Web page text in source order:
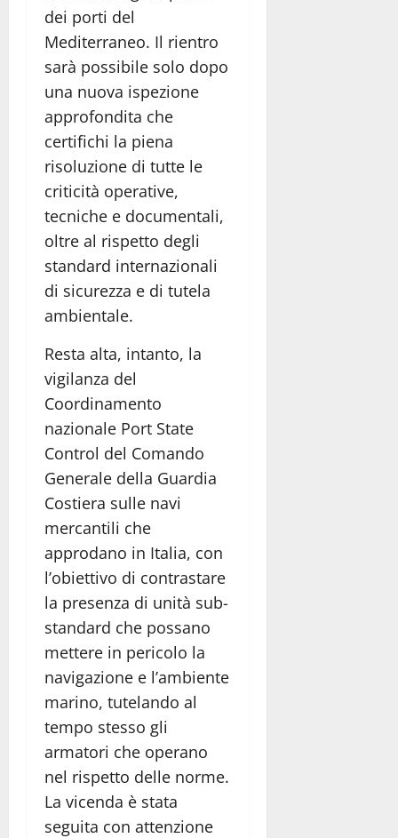
dei porti del
Mediterraneo. Il rientro
sarà possibile solo dopo
una nuova ispezione
approfondita che
certifichi la piena
risoluzione di tutte le
criticità operative,
tecniche e documentali,
oltre al rispetto degli
standard internazionali
di sicurezza e di tutela
ambientale.
Resta alta, intanto, la
vigilanza del
Coordinamento
nazionale Port State
Control del Comando
Generale della Guardia
Costiera sulle navi
mercantili che
approdano in Italia, con
l’obiettivo di contrastare
la presenza di unità sub-
standard che possano
mettere in pericolo la
navigazione e l’ambiente
marino, tutelando al
tempo stesso gli
armatori che operano
nel rispetto delle norme.
La vicenda è stata
seguita con attenzione